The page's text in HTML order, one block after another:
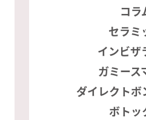
コラ
セラミ
インビザ
ガミース
ダイレクトボ
ボトッ